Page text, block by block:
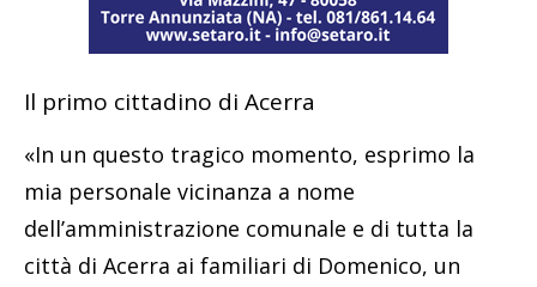
Il primo cittadino di Acerra
«In un questo tragico momento, esprimo la
mia personale vicinanza a nome
dell’amministrazione comunale e di tutta la
città di Acerra ai familiari di Domenico, un